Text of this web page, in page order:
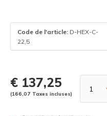
Code de l'article: D-HEX-C-
22,5
€ 137,25
(166,07 Taxes incluses)